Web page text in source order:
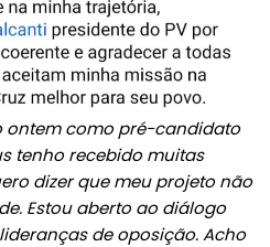
ontem como pré-candidato
tenho recebido muitas
dizer que meu projeto não
Estou aberto ao diálogo
de oposição. Acho